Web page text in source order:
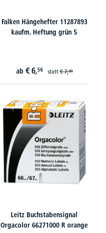
Falken Hängehefter 11287893
kaufm. Heftung grün 5
ab € 6,56 statt€ 7,99
Leitz Buchstabensignal
Orgacolor 66271000 R orange